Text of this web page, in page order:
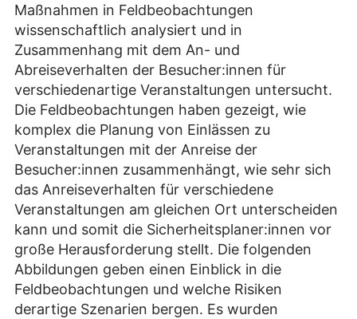
Maßnahmen in Feldbeobachtungen
wissenschaftlich analysiert und in
Zusammenhang mit dem An- und
Abreiseverhalten der Besucher:innen für
verschiedenartige Veranstaltungen untersucht.
Die Feldbeobachtungen haben gezeigt, wie
komplex die Planung von Einlässen zu
Veranstaltungen mit der Anreise der
Besucher:innen zusammenhängt, wie sehr sich
das Anreiseverhalten für verschiedene
Veranstaltungen am gleichen Ort unterscheiden
kann und somit die Sicherheitsplaner:innen vor
große Herausforderung stellt. Die folgenden
Abbildungen geben einen Einblick in die
Feldbeobachtungen und welche Risiken
derartige Szenarien bergen. Es wurden